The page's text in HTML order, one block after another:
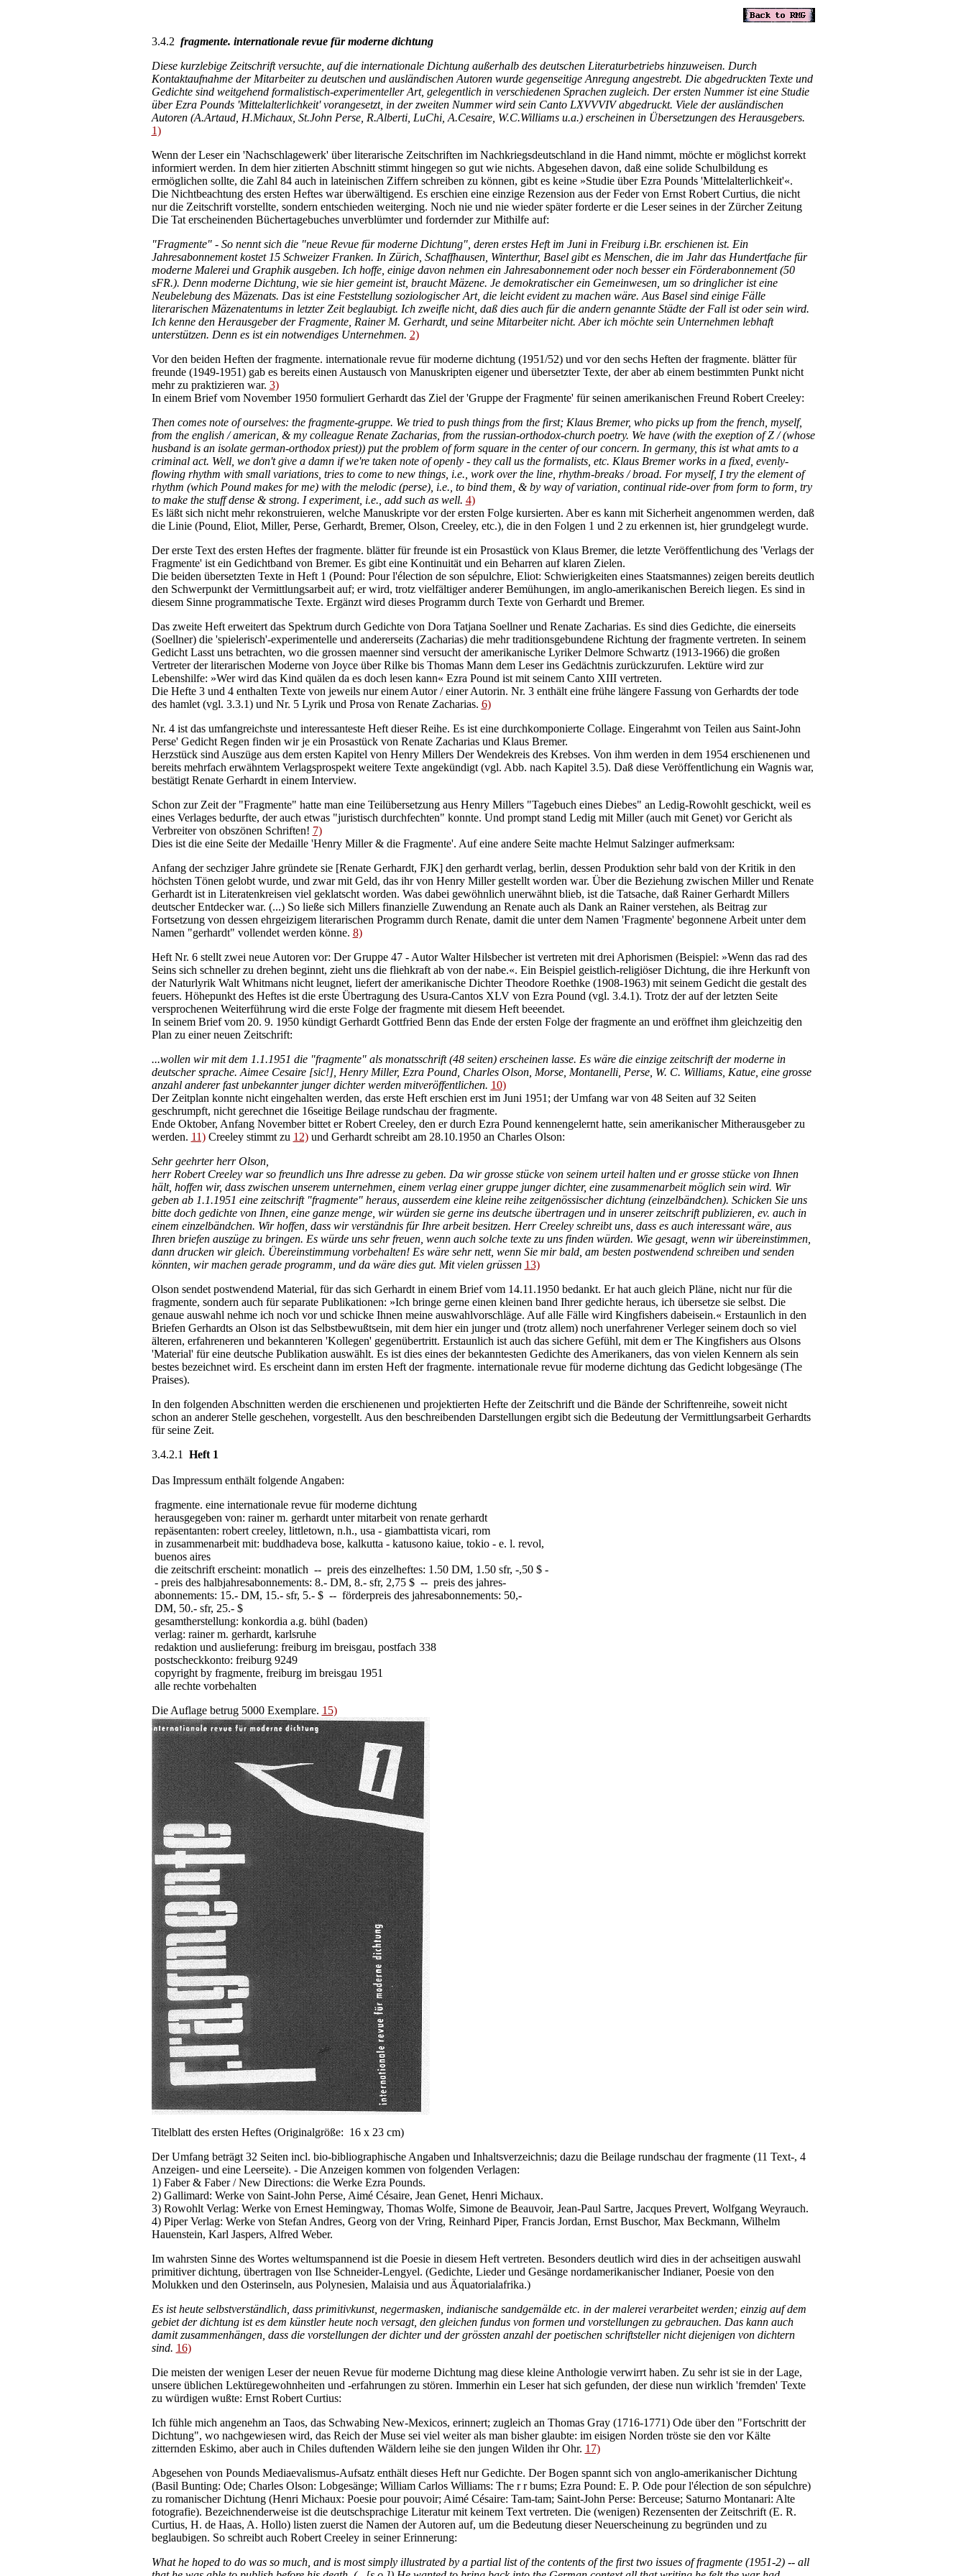
3.4.2 fragmente. internationale revue für moderne dichtung
Diese kurzlebige Zeitschrift versuchte, auf die internationale Dichtung außerhalb des deutschen Literaturbetriebs hinzuweisen. Durch
Kontaktaufnahme der Mitarbeiter zu deutschen und ausländischen Autoren wurde gegenseitige Anregung angestrebt. Die abgedruckten Texte und
Gedichte sind weitgehend formalistisch-experimenteller Art, gelegentlich in verschiedenen Sprachen zugleich. Der ersten Nummer ist eine Studie
über Ezra Pounds 'Mittelalterlichkeit' vorangesetzt, in der zweiten Nummer wird sein Canto LXVVVIV abgedruckt. Viele der ausländischen
Autoren (A.Artaud, H.Michaux, St.John Perse, R.Alberti, LuChi, A.Cesaire, W.C.Williams u.a.) erscheinen in Übersetzungen des Herausgebers.
1)
Wenn der Leser ein 'Nachschlagewerk' über literarische Zeitschriften im Nachkriegsdeutschland in die Hand nimmt, möchte er möglichst korrekt
informiert werden. In dem hier zitierten Abschnitt stimmt hingegen so gut wie nichts. Abgesehen davon, daß eine solide Schulbildung es
ermöglichen sollte, die Zahl 84 auch in lateinischen Ziffern schreiben zu können, gibt es keine »Studie über Ezra Pounds 'Mittelalterlichkeit'«.
Die Nichtbeachtung des ersten Heftes war überwältigend. Es erschien eine einzige Rezension aus der Feder von Ernst Robert Curtius, die nicht
nur die Zeitschrift vorstellte, sondern entschieden weiterging. Noch nie und nie wieder später forderte er die Leser seines in der Zürcher Zeitung
Die Tat erscheinenden Büchertagebuches unverblümter und fordernder zur Mithilfe auf:
"Fragmente" - So nennt sich die "neue Revue für moderne Dichtung", deren erstes Heft im Juni in Freiburg i.Br. erschienen ist. Ein
Jahresabonnement kostet 15 Schweizer Franken. In Zürich, Schaffhausen, Winterthur, Basel gibt es Menschen, die im Jahr das Hundertfache für
moderne Malerei und Graphik ausgeben. Ich hoffe, einige davon nehmen ein Jahresabonnement oder noch besser ein Förderabonnement (50
sFR.). Denn moderne Dichtung, wie sie hier gemeint ist, braucht Mäzene. Je demokratischer ein Gemeinwesen, um so dringlicher ist eine
Neubelebung des Mäzenats. Das ist eine Feststellung soziologischer Art, die leicht evident zu machen wäre. Aus Basel sind einige Fälle
literarischen Mäzenatentums in letzter Zeit beglaubigt. Ich zweifle nicht, daß dies auch für die andern genannte Städte der Fall ist oder sein wird.
Ich kenne den Herausgeber der Fragmente, Rainer M. Gerhardt, und seine Mitarbeiter nicht. Aber ich möchte sein Unternehmen lebhaft
unterstützen. Denn es ist ein notwendiges Unternehmen. 2)
Vor den beiden Heften der fragmente. internationale revue für moderne dichtung (1951/52) und vor den sechs Heften der fragmente. blätter für
freunde (1949-1951) gab es bereits einen Austausch von Manuskripten eigener und übersetzter Texte, der aber ab einem bestimmten Punkt nicht
mehr zu praktizieren war. 3)
In einem Brief vom November 1950 formuliert Gerhardt das Ziel der 'Gruppe der Fragmente' für seinen amerikanischen Freund Robert Creeley:
Then comes note of ourselves: the fragmente-gruppe. We tried to push things from the first; Klaus Bremer, who picks up from the french, myself,
from the english / american, & my colleague Renate Zacharias, from the russian-orthodox-church poetry. We have (with the exeption of Z / (whose
husband is an isolate german-orthodox priest)) put the problem of form square in the center of our concern. In germany, this ist what amts to a
criminal act. Well, we don't give a damn if we're taken note of openly - they call us the formalists, etc. Klaus Bremer works in a fixed, evenly-
flowing rhythm with small variations, tries to come to new things, i.e., work over the line, rhythm-breaks / broad. For myself, I try the element of
rhythm (which Pound makes for me) with the melodic (perse), i.e., to bind them, & by way of variation, continual ride-over from form to form, try
to make the stuff dense & strong. I experiment, i.e., add such as well. 4)
Es läßt sich nicht mehr rekonstruieren, welche Manuskripte vor der ersten Folge kursierten. Aber es kann mit Sicherheit angenommen werden, daß
die Linie (Pound, Eliot, Miller, Perse, Gerhardt, Bremer, Olson, Creeley, etc.), die in den Folgen 1 und 2 zu erkennen ist, hier grundgelegt wurde.
Der erste Text des ersten Heftes der fragmente. blätter für freunde ist ein Prosastück von Klaus Bremer, die letzte Veröffentlichung des 'Verlags der
Fragmente' ist ein Gedichtband von Bremer. Es gibt eine Kontinuität und ein Beharren auf klaren Zielen.
Die beiden übersetzten Texte in Heft 1 (Pound: Pour l'élection de son sépulchre, Eliot: Schwierigkeiten eines Staatsmannes) zeigen bereits deutlich
den Schwerpunkt der Vermittlungsarbeit auf; er wird, trotz vielfältiger anderer Bemühungen, im anglo-amerikanischen Bereich liegen. Es sind in
diesem Sinne programmatische Texte. Ergänzt wird dieses Programm durch Texte von Gerhardt und Bremer.
Das zweite Heft erweitert das Spektrum durch Gedichte von Dora Tatjana Soellner und Renate Zacharias. Es sind dies Gedichte, die einerseits
(Soellner) die 'spielerisch'-experimentelle und andererseits (Zacharias) die mehr traditionsgebundene Richtung der fragmente vertreten. In seinem
Gedicht Lasst uns betrachten, wo die grossen maenner sind versucht der amerikanische Lyriker Delmore Schwartz (1913-1966) die großen
Vertreter der literarischen Moderne von Joyce über Rilke bis Thomas Mann dem Leser ins Gedächtnis zurückzurufen. Lektüre wird zur
Lebenshilfe: »Wer wird das Kind quälen da es doch lesen kann« Ezra Pound ist mit seinem Canto XIII vertreten.
Die Hefte 3 und 4 enthalten Texte von jeweils nur einem Autor / einer Autorin. Nr. 3 enthält eine frühe längere Fassung von Gerhardts der tode
des hamlet (vgl. 3.3.1) und Nr. 5 Lyrik und Prosa von Renate Zacharias. 6)
Nr. 4 ist das umfangreichste und interessanteste Heft dieser Reihe. Es ist eine durchkomponierte Collage. Eingerahmt von Teilen aus Saint-John
Perse' Gedicht Regen finden wir je ein Prosastück von Renate Zacharias und Klaus Bremer.
Herzstück sind Auszüge aus dem ersten Kapitel von Henry Millers Der Wendekreis des Krebses. Von ihm werden in dem 1954 erschienenen und
bereits mehrfach erwähntem Verlagsprospekt weitere Texte angekündigt (vgl. Abb. nach Kapitel 3.5). Daß diese Veröffentlichung ein Wagnis war,
bestätigt Renate Gerhardt in einem Interview.
Schon zur Zeit der "Fragmente" hatte man eine Teilübersetzung aus Henry Millers "Tagebuch eines Diebes" an Ledig-Rowohlt geschickt, weil es
eines Verlages bedurfte, der auch etwas "juristisch durchfechten" konnte. Und prompt stand Ledig mit Miller (auch mit Genet) vor Gericht als
Verbreiter von obszönen Schriften! 7)
Dies ist die eine Seite der Medaille 'Henry Miller & die Fragmente'. Auf eine andere Seite machte Helmut Salzinger aufmerksam:
Anfang der sechziger Jahre gründete sie [Renate Gerhardt, FJK] den gerhardt verlag, berlin, dessen Produktion sehr bald von der Kritik in den
höchsten Tönen gelobt wurde, und zwar mit Geld, das ihr von Henry Miller gestellt worden war. Über die Beziehung zwischen Miller und Renate
Gerhardt ist in Literatenkreisen viel geklatscht worden. Was dabei gewöhnlich unerwähnt blieb, ist die Tatsache, daß Rainer Gerhardt Millers
deutscher Entdecker war. (...) So ließe sich Millers finanzielle Zuwendung an Renate auch als Dank an Rainer verstehen, als Beitrag zur
Fortsetzung von dessen ehrgeizigem literarischen Programm durch Renate, damit die unter dem Namen 'Fragmente' begonnene Arbeit unter dem
Namen "gerhardt" vollendet werden könne. 8)
Heft Nr. 6 stellt zwei neue Autoren vor: Der Gruppe 47 - Autor Walter Hilsbecher ist vertreten mit drei Aphorismen (Beispiel: »Wenn das rad des
Seins sich schneller zu drehen beginnt, zieht uns die fliehkraft ab von der nabe.«. Ein Beispiel geistlich-religiöser Dichtung, die ihre Herkunft von
der Naturlyrik Walt Whitmans nicht leugnet, liefert der amerikanische Dichter Theodore Roethke (1908-1963) mit seinem Gedicht die gestalt des
feuers. Höhepunkt des Heftes ist die erste Übertragung des Usura-Cantos XLV von Ezra Pound (vgl. 3.4.1). Trotz der auf der letzten Seite
versprochenen Weiterführung wird die erste Folge der fragmente mit diesem Heft beeendet.
In seinem Brief vom 20. 9. 1950 kündigt Gerhardt Gottfried Benn das Ende der ersten Folge der fragmente an und eröffnet ihm gleichzeitig den
Plan zu einer neuen Zeitschrift:
...wollen wir mit dem 1.1.1951 die "fragmente" als monatsschrift (48 seiten) erscheinen lasse. Es wäre die einzige zeitschrift der moderne in
deutscher sprache. Aimee Cesaire [sic!], Henry Miller, Ezra Pound, Charles Olson, Morse, Montanelli, Perse, W. C. Williams, Katue, eine grosse
anzahl anderer fast unbekannter junger dichter werden mitveröffentlichen. 10)
Der Zeitplan konnte nicht eingehalten werden, das erste Heft erschien erst im Juni 1951; der Umfang war von 48 Seiten auf 32 Seiten
geschrumpft, nicht gerechnet die 16seitige Beilage rundschau der fragmente.
Ende Oktober, Anfang November bittet er Robert Creeley, den er durch Ezra Pound kennengelernt hatte, sein amerikanischer Mitherausgeber zu
werden. 11)Creeley stimmt zu 12)und Gerhardt schreibt am 28.10.1950 an Charles Olson:
Sehr geehrter herr Olson,
herr Robert Creeley war so freundlich uns Ihre adresse zu geben. Da wir grosse stücke von seinem urteil halten und er grosse stücke von Ihnen
hält, hoffen wir, dass zwischen unserem unternehmen, einem verlag einer gruppe junger dichter, eine zusammenarbeit möglich sein wird. Wir
geben ab 1.1.1951 eine zeitschrift "fragmente" heraus, ausserdem eine kleine reihe zeitgenössischer dichtung (einzelbändchen). Schicken Sie uns
bitte doch gedichte von Ihnen, eine ganze menge, wir würden sie gerne ins deutsche übertragen und in unserer zeitschrift publizieren, ev. auch in
einem einzelbändchen. Wir hoffen, dass wir verständnis für Ihre arbeit besitzen. Herr Creeley schreibt uns, dass es auch interessant wäre, aus
Ihren briefen auszüge zu bringen. Es würde uns sehr freuen, wenn auch solche texte zu uns finden würden. Wie gesagt, wenn wir übereinstimmen,
dann drucken wir gleich. Übereinstimmung vorbehalten! Es wäre sehr nett, wenn Sie mir bald, am besten postwendend schreiben und senden
könnten, wir machen gerade programm, und da wäre dies gut. Mit vielen grüssen 13)
Olson sendet postwendend Material, für das sich Gerhardt in einem Brief vom 14.11.1950 bedankt. Er hat auch gleich Pläne, nicht nur für die
fragmente, sondern auch für separate Publikationen: »Ich bringe gerne einen kleinen band Ihrer gedichte heraus, ich übersetze sie selbst. Die
genaue auswahl nehme ich noch vor und schicke Ihnen meine auswahlvorschläge. Auf alle Fälle wird Kingfishers dabeisein.« Erstaunlich in den
Briefen Gerhardts an Olson ist das Selbstbewußtsein, mit dem hier ein junger und (trotz allem) noch unerfahrener Verleger seinem doch so viel
älteren, erfahreneren und bekannteren 'Kollegen' gegenübertritt. Erstaunlich ist auch das sichere Gefühl, mit dem er The Kingfishers aus Olsons
'Material' für eine deutsche Publikation auswählt. Es ist dies eines der bekanntesten Gedichte des Amerikaners, das von vielen Kennern als sein
bestes bezeichnet wird. Es erscheint dann im ersten Heft der fragmente. internationale revue für moderne dichtung das Gedicht lobgesänge (The
Praises).
In den folgenden Abschnitten werden die erschienenen und projektierten Hefte der Zeitschrift und die Bände der Schriftenreihe, soweit nicht
schon an anderer Stelle geschehen, vorgestellt. Aus den beschreibenden Darstellungen ergibt sich die Bedeutung der Vermittlungsarbeit Gerhardts
für seine Zeit.
3.4.2.1 Heft 1
Das Impressum enthält folgende Angaben:
fragmente. eine internationale revue für moderne dichtung
herausgegeben von: rainer m. gerhardt unter mitarbeit von renate gerhardt
repäsentanten: robert creeley, littletown, n.h., usa - giambattista vicari, rom
in zusammenarbeit mit: buddhadeva bose, kalkutta - katusono kaiue, tokio - e. l. revol,
buenos aires
die zeitschrift erscheint: monatlich -- preis des einzelheftes: 1.50 DM, 1.50 sfr, -,50 $ -
- preis des halbjahresabonnements: 8.- DM, 8.- sfr, 2,75 $ -- preis des jahres-
abonnements: 15.- DM, 15.- sfr, 5.- $ -- förderpreis des jahresabonnements: 50,-
DM, 50.- sfr, 25.- $
gesamtherstellung: konkordia a.g. bühl (baden)
verlag: rainer m. gerhardt, karlsruhe
redaktion und auslieferung: freiburg im breisgau, postfach 338
postscheckkonto: freiburg 9249
copyright by fragmente, freiburg im breisgau 1951
alle rechte vorbehalten
Die Auflage betrug 5000 Exemplare. 15)
Titelblatt des ersten Heftes (Originalgröße: 16 x 23 cm)
Der Umfang beträgt 32 Seiten incl. bio-bibliographische Angaben und Inhaltsverzeichnis; dazu die Beilage rundschau der fragmente (11 Text-, 4
Anzeigen- und eine Leerseite). - Die Anzeigen kommen von folgenden Verlagen:
1) Faber & Faber / New Directions: die Werke Ezra Pounds.
2) Gallimard: Werke von Saint-John Perse, Aimé Césaire, Jean Genet, Henri Michaux.
3) Rowohlt Verlag: Werke von Ernest Hemingway, Thomas Wolfe, Simone de Beauvoir, Jean-Paul Sartre, Jacques Prevert, Wolfgang Weyrauch.
4) Piper Verlag: Werke von Stefan Andres, Georg von der Vring, Reinhard Piper, Francis Jordan, Ernst Buschor, Max Beckmann, Wilhelm
Hauenstein, Karl Jaspers, Alfred Weber.
Im wahrsten Sinne des Wortes weltumspannend ist die Poesie in diesem Heft vertreten. Besonders deutlich wird dies in der achseitigen auswahl
primitiver dichtung, übertragen von Ilse Schneider-Lengyel. (Gedichte, Lieder und Gesänge nordamerikanischer Indianer, Poesie von den
Molukken und den Osterinseln, aus Polynesien, Malaisia und aus Äquatorialafrika.)
Es ist heute selbstverständlich, dass primitivkunst, negermasken, indianische sandgemälde etc. in der malerei verarbeitet werden; einzig auf dem
gebiet der dichtung ist es dem künstler heute noch versagt, den gleichen fundus von formen und vorstellungen zu gebrauchen. Das kann auch
damit zusammenhängen, dass die vorstellungen der dichter und der grössten anzahl der poetischen schriftsteller nicht diejenigen von dichtern
sind. 16)
Die meisten der wenigen Leser der neuen Revue für moderne Dichtung mag diese kleine Anthologie verwirrt haben. Zu sehr ist sie in der Lage,
unsere üblichen Lektüregewohnheiten und -erfahrungen zu stören. Immerhin ein Leser hat sich gefunden, der diese nun wirklich 'fremden' Texte
zu würdigen wußte: Ernst Robert Curtius:
Ich fühle mich angenehm an Taos, das Schwabing New-Mexicos, erinnert; zugleich an Thomas Gray (1716-1771) Ode über den "Fortschritt der
Dichtung", wo nachgewiesen wird, das Reich der Muse sei viel weiter als man bisher glaubte: im eisigen Norden tröste sie den vor Kälte
zitternden Eskimo, aber auch in Chiles duftenden Wäldern leihe sie den jungen Wilden ihr Ohr. 17)
Abgesehen von Pounds Mediaevalismus-Aufsatz enthält dieses Heft nur Gedichte. Der Bogen spannt sich von anglo-amerikanischer Dichtung
(Basil Bunting: Ode; Charles Olson: Lobgesänge; William Carlos Williams: The r r bums; Ezra Pound: E. P. Ode pour l'élection de son sépulchre)
zu romanischer Dichtung (Henri Michaux: Poesie pour pouvoir; Aimé Césaire: Tam-tam; Saint-John Perse: Berceuse; Saturno Montanari: Alte
fotografie). Bezeichnenderweise ist die deutschsprachige Literatur mit keinem Text vertreten. Die (wenigen) Rezensenten der Zeitschrift (E. R.
Curtius, H. de Haas, A. Hollo) listen zuerst die Namen der Autoren auf, um die Bedeutung dieser Neuerscheinung zu begründen und zu
beglaubigen. So schreibt auch Robert Creeley in seiner Erinnerung:
What he hoped to do was so much, and is most simply illustrated by a partial list of the contents of the first two issues of fragmente (1951-2) -- all